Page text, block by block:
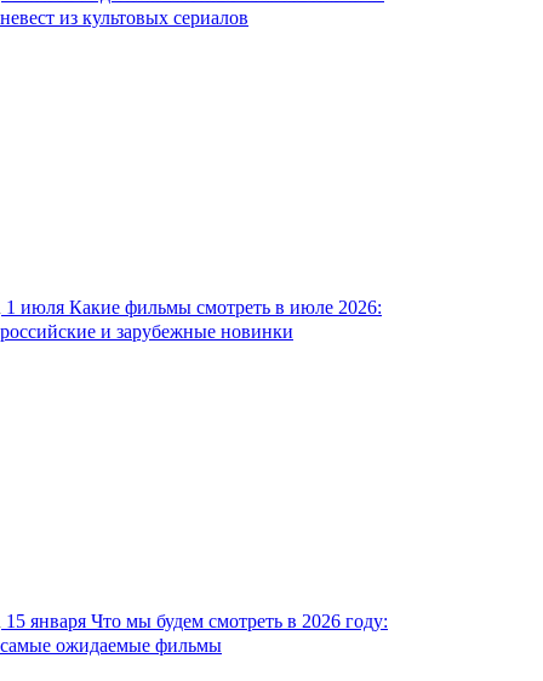
невест из культовых сериалов
1 июля Какие фильмы смотреть в июле 2026:
российские и зарубежные новинки
15 января Что мы будем смотреть в 2026 году:
самые ожидаемые фильмы